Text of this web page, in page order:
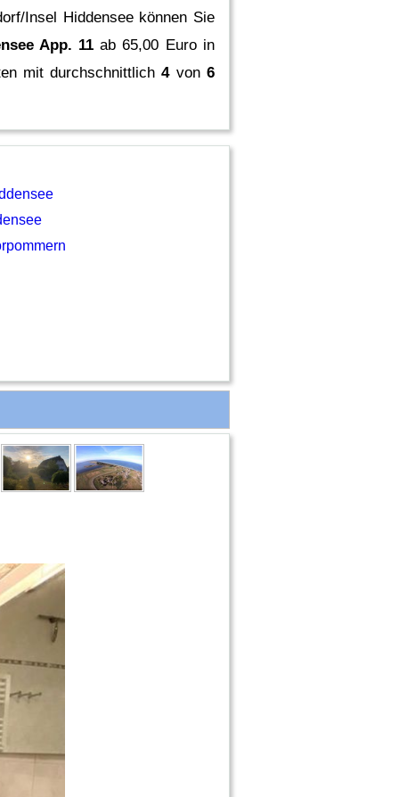
Insel Hiddensee können Sie
App. 11ab 65,00 Euro in
mit durchschnittlich4von 6